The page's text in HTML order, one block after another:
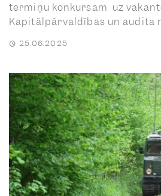
termiņu konkursam uz
Kapitālpārvaldības un audita
25.06.2025